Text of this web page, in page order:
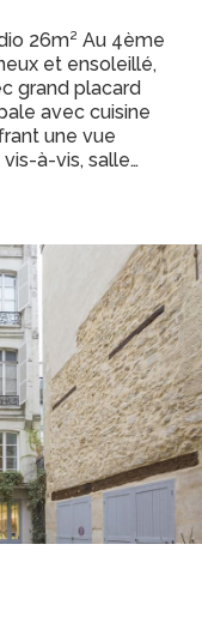
26m² Au 4ème
et ensoleillé,
grand placard
avec cuisine
une vue
à-vis, salle…